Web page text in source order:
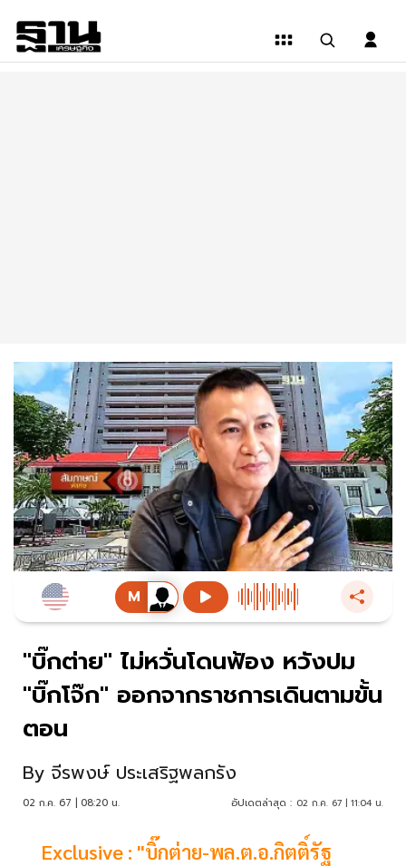
"บิ๊กต่าย" ไม่หวั่นโดนฟ้อง หวังปม
"บิ๊กโจ๊ก" ออกจากราชการเดินตามขั้น
ตอน
By จีรพงษ์ ประเสริฐพลกรัง
02 ก.ค. 67 | 08:20 น. อัปเดตล่าสุด : 02 ก.ค. 67 | 11:04 น.
Exclusive : "บิ๊กต่าย-พล.ต.อ.กิตติ์รัฐ